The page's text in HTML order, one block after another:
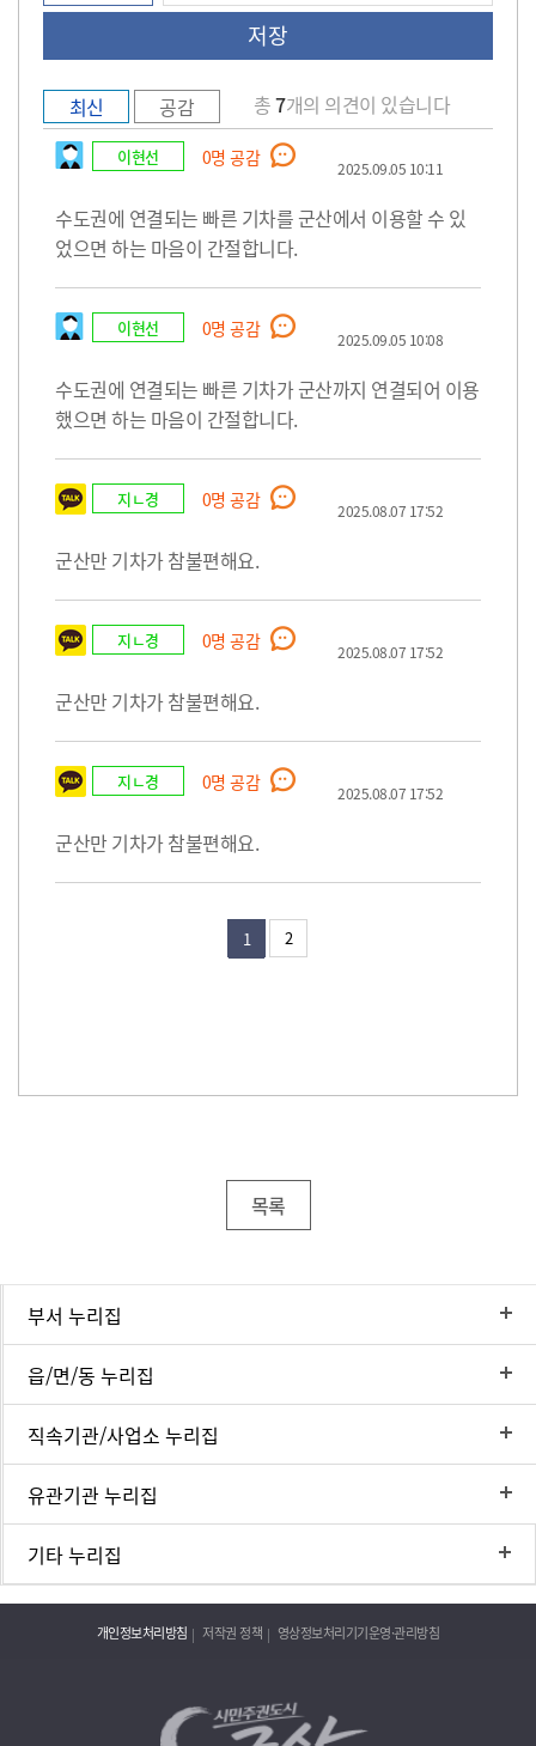
최신 공감 총7개의 의견이 있습니다
이현선 0명 공감 2025.09.05 10:11
수도권에 연결되는 빠른 기차를 군산에서 이용할 수 있
었으면 하는 마음이 간절합니다.
이현선 0명 공감 2025.09.05 10:08
수도권에 연결되는 빠른 기차가 군산까지 연결되어 이용
했으면 하는 마음이 간절합니다.
지ㄴ경 0명 공감 2025.08.07 17:52
군산만 기차가 참불편해요.
지ㄴ경 0명 공감 2025.08.07 17:52
군산만 기차가 참불편해요.
지ㄴ경 0명 공감 2025.08.07 17:52
군산만 기차가 참불편해요.
1 2
목록
부서 누리집
읍/면/동 누리집
직속기관/사업소 누리집
유관기관 누리집
기타 누리집
개인정보처리방침 저작권 정책 영상정보처리기기운영·관리방침